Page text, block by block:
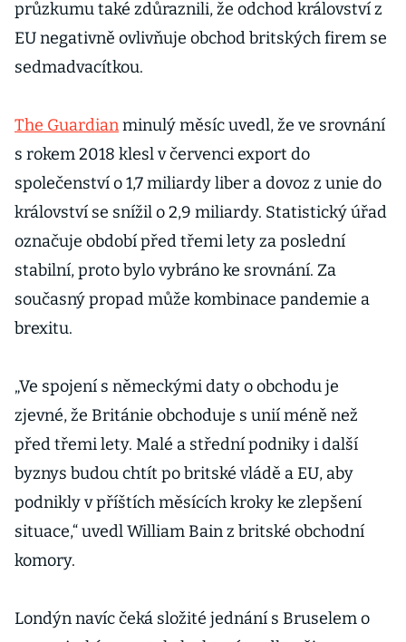
průzkumu také zdůraznili, že odchod království z
EU negativně ovlivňuje obchod britských firem se
sedmadvacítkou.
The Guardianminulý měsíc uvedl, že ve srovnání
s rokem 2018 klesl v červenci export do
společenství o 1,7 miliardy liber a dovoz z unie do
království se snížil o 2,9 miliardy. Statistický úřad
označuje období před třemi lety za poslední
stabilní, proto bylo vybráno ke srovnání. Za
současný propad může kombinace pandemie a
brexitu.
„Ve spojení s německými daty o obchodu je
zjevné, že Británie obchoduje s unií méně než
před třemi lety. Malé a střední podniky i další
byznys budou chtít po britské vládě a EU, aby
podnikly v příštích měsících kroky ke zlepšení
situace,“ uvedl William Bain z britské obchodní
komory.
Londýn navíc čeká složité jednání s Bruselem o